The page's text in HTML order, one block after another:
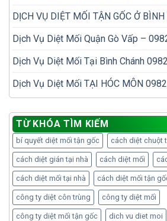
DỊCH VỤ DIỆT MỐI TẬN GỐC Ở
Dịch Vụ Diệt Mối Quận Gò Vấp –
Dịch Vụ Diệt Mối Tại Bình Chánh
Dịch Vụ Diệt Mối TẠI HÓC MÔN
TỪ KHÓA TÌM KIẾM
bí quyết diệt mối tận gốc cách diệt chuột
cách diệt gián tại nhà cách diệt mối
cách diệt mối tại nhà cách diệt mối tận
công ty diệt côn trùng công ty diệt mối
công ty diệt mối tận gốc dich vu diet moi